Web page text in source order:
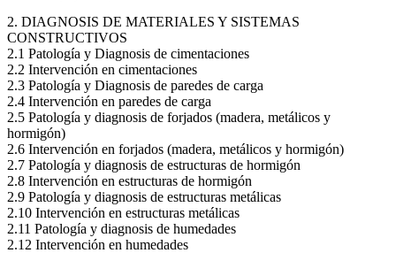
2. DIAGNOSIS DE MATERIALES Y SISTEMAS
CONSTRUCTIVOS
2.1 Patología y Diagnosis de cimentaciones
2.2 Intervención en cimentaciones
2.3 Patología y Diagnosis de paredes de carga
2.4 Intervención en paredes de carga
2.5 Patología y diagnosis de forjados (madera, metálicos y
hormigón)
2.6 Intervención en forjados (madera, metálicos y hormigón)
2.7 Patología y diagnosis de estructuras de hormigón
2.8 Intervención en estructuras de hormigón
2.9 Patología y diagnosis de estructuras metálicas
2.10 Intervención en estructuras metálicas
2.11 Patología y diagnosis de humedades
2.12 Intervención en humedades